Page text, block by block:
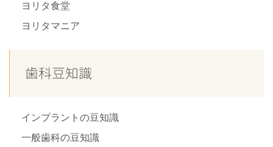
ヨリタ食堂
ヨリタマニア
歯科豆知識
インプラントの豆知識
一般歯科の豆知識